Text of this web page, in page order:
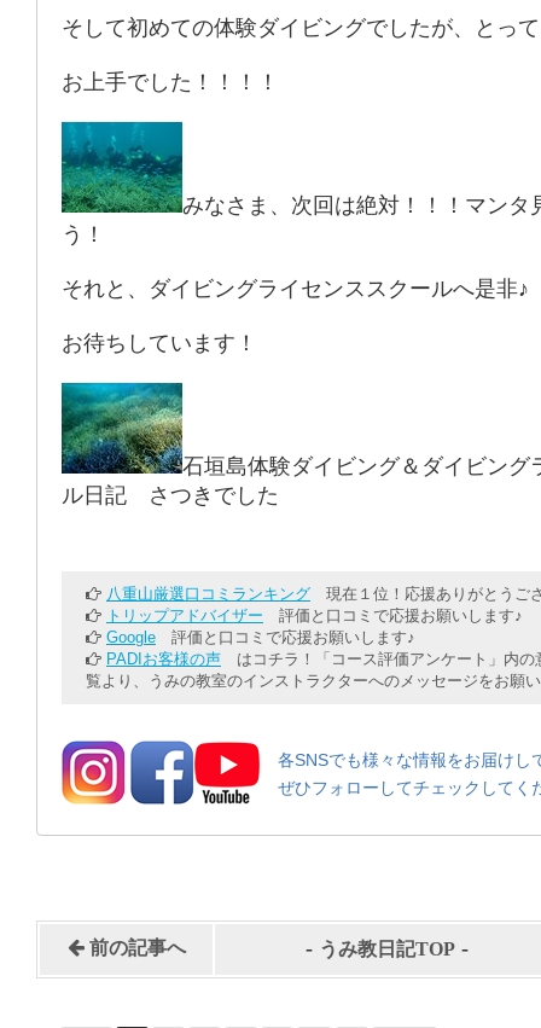
そして初めての体験ダイビングでしたが、とっ
お上手でした！！！！
みなさま、次回は絶対！！！マンタ
う！
それと、ダイビングライセンススクールへ是非♪
お待ちしています！
石垣島体験ダイビング＆ダイビング
ル日記 さつきでした
八重山厳選口コミランキング 現在１位！応援ありがとうご
トリップアドバイザー 評価と口コミで応援お願いします♪
Google 評価と口コミで応援お願いします♪
PADIお客様の声 はコチラ！「コース評価アンケート」内の
覧より、うみの教室のインストラクターへのメッセージをお願
各SNSでも様々な情報をお届けし
ぜひフォローしてチェックしてく
前の記事へ - うみ教日記TOP -